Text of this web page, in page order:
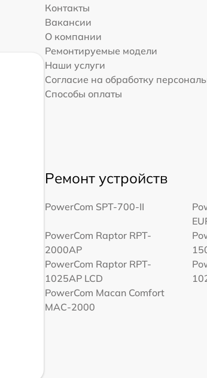
Контакты
Вакансии
О компании
Ремонтируемые модели
Наши услуги
Согласие на обработку
Способы оплаты
Ремонт устройств
PowerCom SPT-700-II
PowerCom Raptor RPT-
2000AP
PowerCom Raptor RPT-
1025AP LCD
PowerCom Macan Comfort
MAC-2000